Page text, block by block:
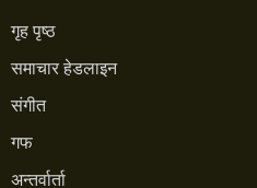
गृह पृष्ठ
समाचार हेडलाइन
संगीत
गफ
अन्तर्वार्ता